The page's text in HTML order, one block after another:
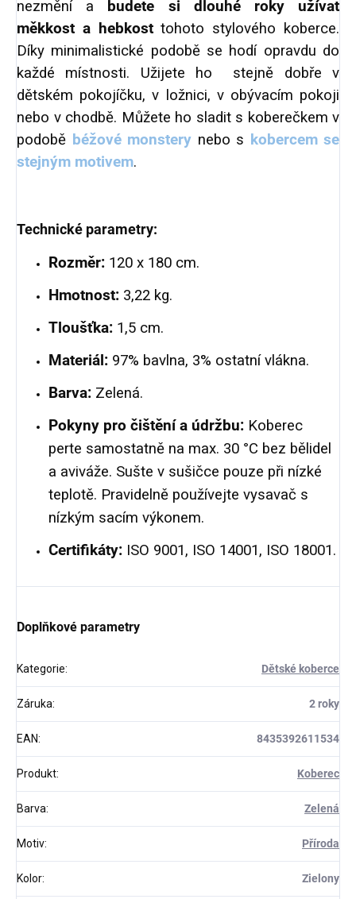
nezmění a budete si dlouhé roky užívat
měkkost a hebkosttohoto stylového koberce.
Díky minimalistické podobě se hodí opravdu do
každé místnosti. Užijete ho stejně dobře v
dětském pokojíčku, v ložnici, v obývacím pokoji
nebo v chodbě. Můžete ho sladit s koberečkem v
podobě béžové monstery nebo s kobercem se
stejným motivem.
Technické parametry:
Rozměr: 120 x 180 cm.
Hmotnost: 3,22 kg.
Tloušťka: 1,5 cm.
Materiál: 97% bavlna, 3% ostatní vlákna.
Barva: Zelená.
Pokyny pro čištění a údržbu: Koberec
perte samostatně na max. 30 °C bez bělidel
a aviváže. Sušte v sušičce pouze při nízké
teplotě. Pravidelně používejte vysavač s
nízkým sacím výkonem.
Certifikáty: ISO 9001, ISO 14001, ISO 18001.
Doplňkové parametry
Kategorie: Dětské koberce
Záruka: 2 roky
EAN: 8435392611534
Produkt: Koberec
Barva: Zelená
Motiv: Příroda
Kolor: Zielony